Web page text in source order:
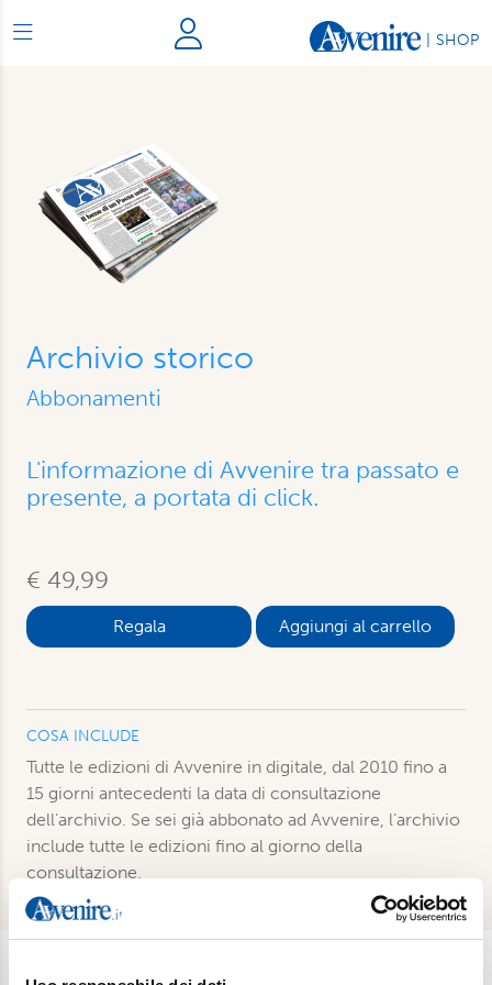
SHOP
Archivio storico
Abbonamenti
L'informazione di Avvenire tra passato e
presente, a portata di click.
€ 49,99
Aggiungi al carrello
COSA INCLUDE
Tutte le edizioni di Avvenire in digitale, dal 2010 fino a
15 giorni antecedenti la data di consultazione
dell’archivio. Se sei già abbonato ad Avvenire, l’archivio
include tutte le edizioni fino al giorno della
consultazione.